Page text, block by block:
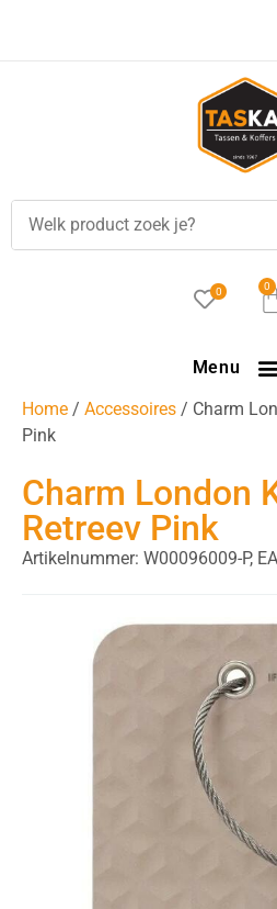
besteld, is
0 0
Menu
Home / Accessoires / Charm
Pink
Charm London
Retreev Pink
Artikelnummer: W00096009-P,